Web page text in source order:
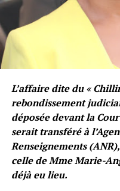
L’affaire dite du «
rebondissement
déposée devant la
serait transféré à
Renseignements
celle de Mme Marie-
déjà eu lieu.